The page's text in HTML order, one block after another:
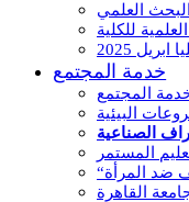
العلمي
للكلية
2025
خدمة المجتمع
المجتمع
البيئية
الصناعية
المستمر
القاهرة